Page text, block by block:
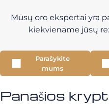
Mūsų oro ekspertai yra
kiekviename jūsų
Parašykite
mums
Panašios